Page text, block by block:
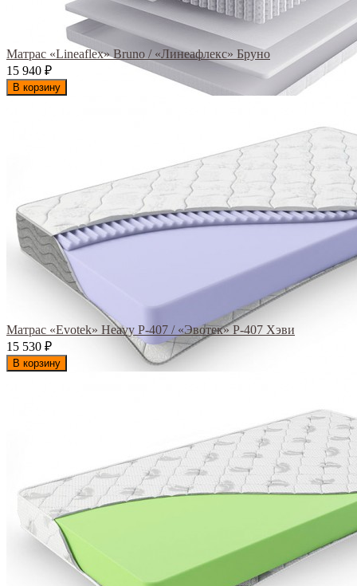
Матрас «Lineaflex» Bruno / «Линеафлекс» Бруно
15 940 ₽
В корзину
Матрас «Evotek» Heavy Р-407 / «Эвотек» Р-407 Хэви
15 530 ₽
В корзину